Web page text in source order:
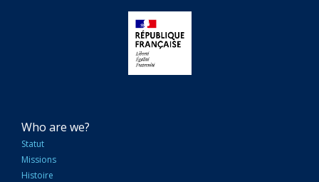
NAVIGATION
PRINCIPALE
Who are we?
Statut
Missions
Histoire